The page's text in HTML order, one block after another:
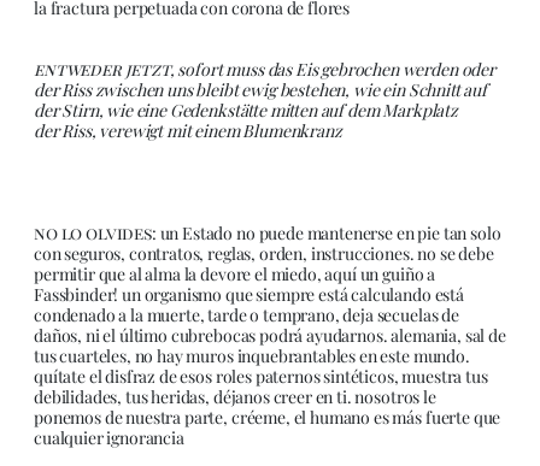
la fractura perpetuada con corona de flores
entweder jetzt, sofort muss das Eis gebrochen werden oder
der Riss zwischen uns bleibt ewig bestehen, wie ein Schnitt auf
der Stirn, wie eine Gedenkstätte mitten auf dem Markplatz
der Riss, verewigt mit einem Blumenkranz
no lo olvides: un Estado no puede mantenerse en pie tan solo
con seguros, contratos, reglas, orden, instrucciones. no se debe
permitir que al alma la devore el miedo, aquí un guiño a
Fassbinder! un organismo que siempre está calculando está
condenado a la muerte, tarde o temprano, deja secuelas de
daños, ni el último cubrebocas podrá ayudarnos. alemania, sal de
tus cuarteles, no hay muros inquebrantables en este mundo.
quítate el disfraz de esos roles paternos sintéticos, muestra tus
debilidades, tus heridas, déjanos creer en ti. nosotros le
ponemos de nuestra parte, créeme, el humano es más fuerte que
cualquier ignorancia